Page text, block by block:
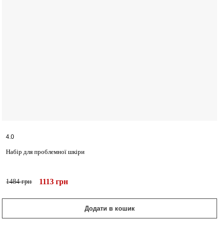
4.0
Набір для проблемної шкіри
1484грн 1113грн
Додати в кошик